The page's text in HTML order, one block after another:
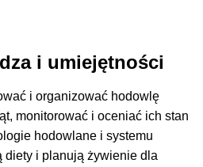
i umiejętności
i organizować hodowlę
monitorować i oceniać ich stan
hodowlane i systemu
diety i planują żywienie dla